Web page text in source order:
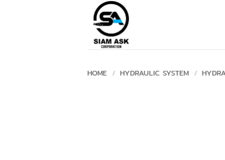
HOME / HYDRAULIC SYSTEM /